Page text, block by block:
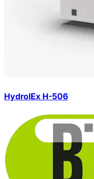
HydrolEx H-506